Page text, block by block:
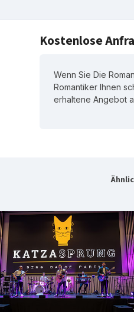
Kostenlose
Wenn Sie Die
Romantiker Ihnen
erhaltene Angebot